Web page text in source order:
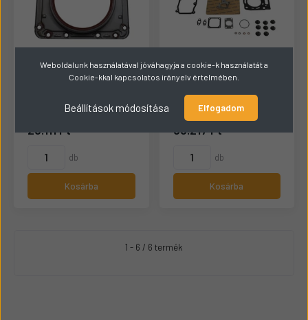
JCB Főtengely
Raktáron
23.111 Ft
db
Kosárba
JCB Hengerfej tömítés
készlet 02/203156
Raktáron
85.217 Ft
db
Kosárba
1 - 6 / 6 termék
Weboldalunk használatával jóváhagyja a cookie-k használatát a
Cookie-kkal kapcsolatos irányelv értelmében.
Beállítások módosítása Elfogadom